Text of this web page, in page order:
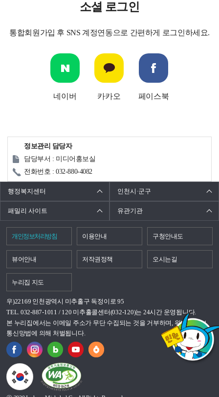
소셜 로그인
통합회원가입 후 SNS 계정연동으로 간편하게 로그인하세요.
네이버 카카오 페이스북
정보관리 담당자
담당부서 : 미디어홍보실
전화번호 : 032-880-4082
행정복지센터 인천시·군구
패밀리 사이트 유관기관
개인정보처리방침 이용안내 구청안내도
뷰어안내 저작권정책 오시는길
누리집 지도
우)22169 인천광역시 미추홀구 독정이로 95
TEL. 032-887-1011 / 120 미추홀콜센터(032-120)는 24시간 운영됩니다.
본 누리집에서는 이메일 주소가 무단 수집되는 것을 거부하며, 위반시 정보
통신망법에 의해 처벌됩니다.
국가상징이란?